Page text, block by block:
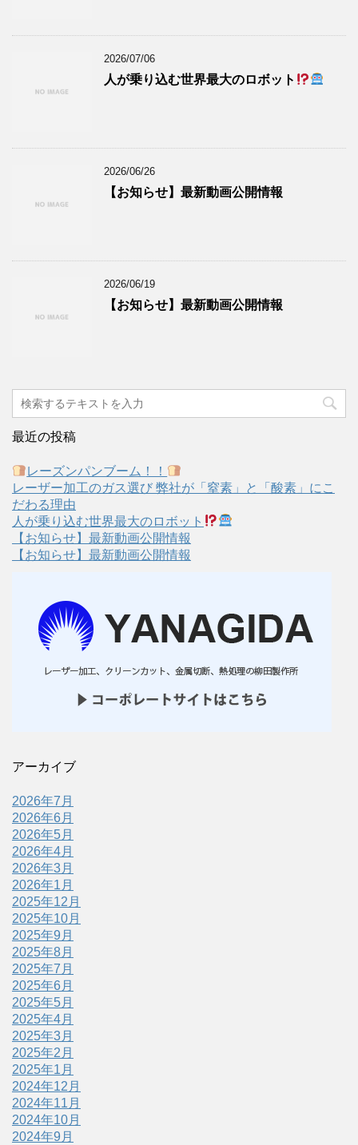
2026/07/06
人が乗り込む世界最大のロボット
2026/06/26
【お知らせ】最新動画公開情報
2026/06/19
【お知らせ】最新動画公開情報
最近の投稿
レーズンパンブーム！！
レーザー加工のガス選び 弊社が「窒素」と「酸素」にこ
だわる理由
人が乗り込む世界最大のロボット
【お知らせ】最新動画公開情報
【お知らせ】最新動画公開情報
アーカイブ
2026年7月
2026年6月
2026年5月
2026年4月
2026年3月
2026年1月
2025年12月
2025年10月
2025年9月
2025年8月
2025年7月
2025年6月
2025年5月
2025年4月
2025年3月
2025年2月
2025年1月
2024年12月
2024年11月
2024年10月
2024年9月